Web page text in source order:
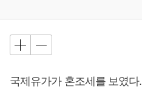
국제유가가 혼조세를 보였다.